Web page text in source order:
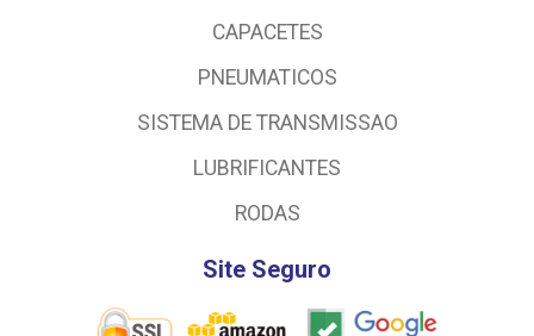
CAPACETES
PNEUMATICOS
SISTEMA DE TRANSMISSAO
LUBRIFICANTES
RODAS
Site Seguro